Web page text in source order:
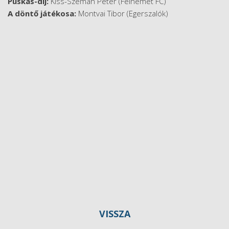
A döntő játékosa: Montvai Tibor (Egerszalók)
VISSZA